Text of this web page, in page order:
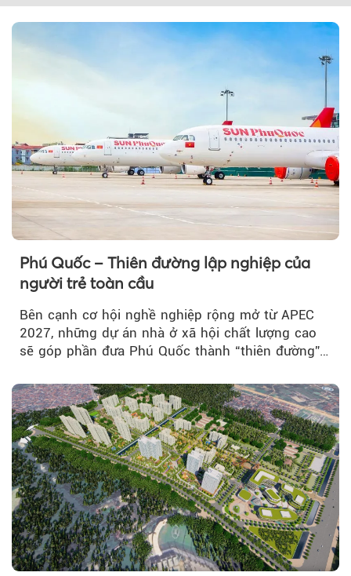
Theo
Phú Quốc – Thiên đường lập nghiệp của
người trẻ toàn cầu
Bên cạnh cơ hội nghề nghiệp rộng mở từ APEC
2027, những dự án nhà ở xã hội chất lượng cao
sẽ góp phần đưa Phú Quốc thành “thiên đường”